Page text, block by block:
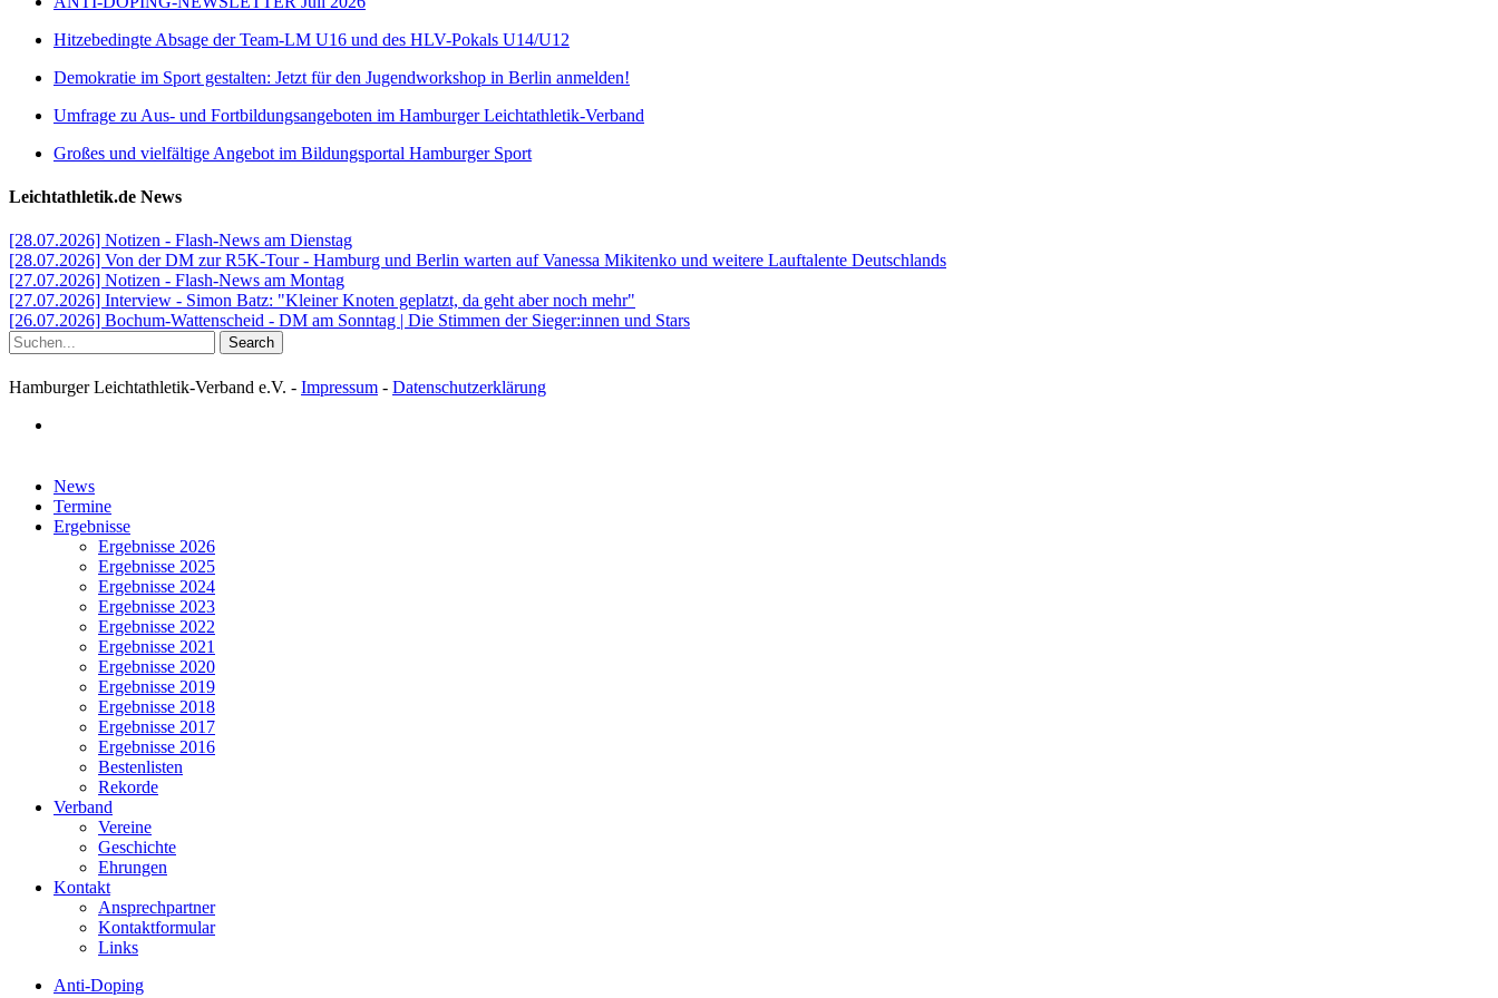
Hitzebedingte Absage der Team-LM U16 und des HLV-Pokals U14/U12
Demokratie im Sport gestalten: Jetzt für den Jugendworkshop in Berlin anmelden!
Umfrage zu Aus- und Fortbildungsangeboten im Hamburger Leichtathletik-Verband
Großes und vielfältige Angebot im Bildungsportal Hamburger Sport
Leichtathletik.de News
[28.07.2026] Notizen - Flash-News am Dienstag
[28.07.2026] Von der DM zur R5K-Tour - Hamburg und Berlin warten auf Vanessa Mikitenko und weitere Lauftalente Deutschlands
[27.07.2026] Notizen - Flash-News am Montag
[27.07.2026] Interview - Simon Batz: "Kleiner Knoten geplatzt, da geht aber noch mehr"
[26.07.2026] Bochum-Wattenscheid - DM am Sonntag | Die Stimmen der Sieger:innen und Stars
Search
Hamburger Leichtathletik-Verband e.V. - Impressum - Datenschutzerklärung
Close
Menu
News
Termine
Ergebnisse
Ergebnisse 2026
Ergebnisse 2025
Ergebnisse 2024
Ergebnisse 2023
Ergebnisse 2022
Ergebnisse 2021
Ergebnisse 2020
Ergebnisse 2019
Ergebnisse 2018
Ergebnisse 2017
Ergebnisse 2016
Bestenlisten
Rekorde
Verband
Vereine
Geschichte
Ehrungen
Kontakt
Ansprechpartner
Kontaktformular
Links
Anti-Doping